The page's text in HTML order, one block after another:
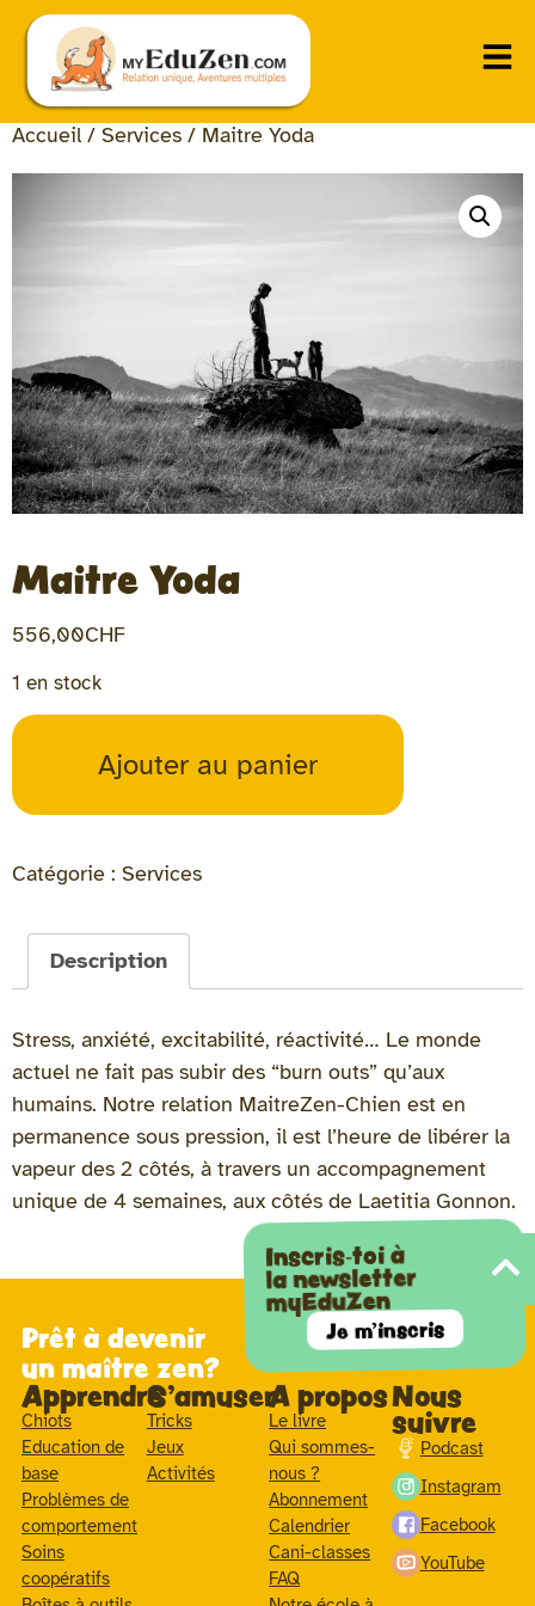
Accueil / Services / Maitre Yoda
Maitre Yoda
556,00CHF
1 en stock
Ajouter au panier
Catégorie : Services
Description
Stress, anxiété, excitabilité, réactivité… Le monde
actuel ne fait pas subir des “burn outs” qu’aux
humains. Notre relation MaitreZen-Chien est en
permanence sous pression, il est l’heure de libérer la
vapeur des 2 côtés, à travers un accompagnement
unique de 4 semaines, aux côtés de Laetitia Gonnon.
Prêt à devenir
un maître zen?
Inscris-toi à
la newsletter
myEduZen
Je m'inscris
Apprendre
Chiots
Education de
base
Problèmes de
comportement
Soins
coopératifs
S'amuser
Tricks
Jeux
Activités
A propos
Le livre
Qui sommes-
nous ?
Abonnement
Calendrier
Cani-classes
FAQ
Nous
suivre
Podcast
Instagram
Facebook
YouTube